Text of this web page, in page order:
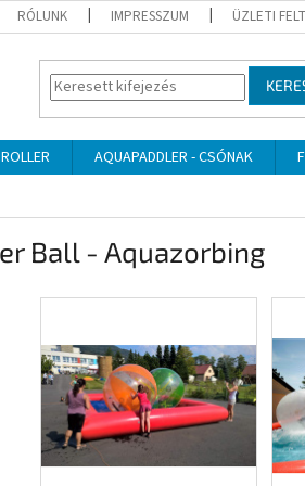
RÓLUNK IMPRESSZUM ÜZLETI
AQUAPADDLER - CSÓNAK
Ball - Aquazorbing